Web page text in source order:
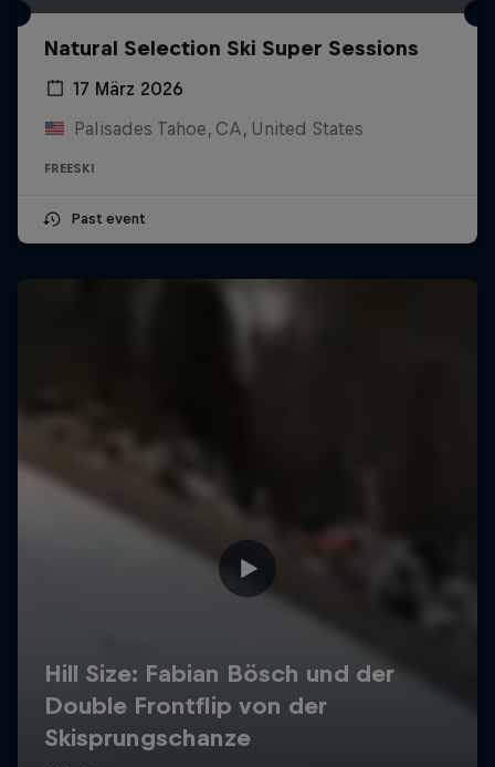
Natural Selection Ski Super Sessions
17 März 2026
Palisades Tahoe, CA, United States
FREESKI
Past event